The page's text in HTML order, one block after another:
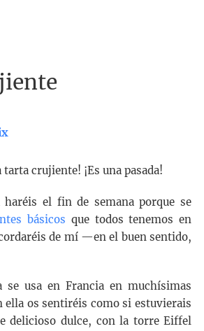
tarta crujiente! ¡Es una pasada!
haréis el fin de semana porque se
básicos que todos tenemos en
de mí —en el buen sentido,
se usa en Francia en muchísimas
ella os sentiréis como si estuvierais
delicioso dulce, con la torre Eiffel